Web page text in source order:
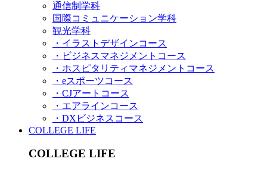
通信制学科
国際コミュニケーション学科
観光学科
・イラストデザインコース
・ビジネスマネジメントコース
・ホスピタリティマネジメントコース
・eスポーツコース
・CJアートコース
・エアラインコース
・DXビジネスコース
COLLEGE LIFE
COLLEGE LIFE